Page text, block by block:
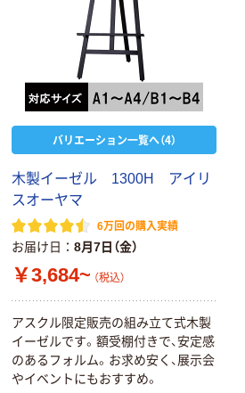
バリエーション一覧へ（4）
木製イーゼル 1300H アイリ
スオーヤマ
6万回の購入実績
お届け日 8月7日（金）
￥3,684~ （税込）
アスクル限定販売の組み立て式木製
イーゼルです。額受棚付きで、安定感
のあるフォルム。お求め安く、展示会
やイベントにもおすすめ。